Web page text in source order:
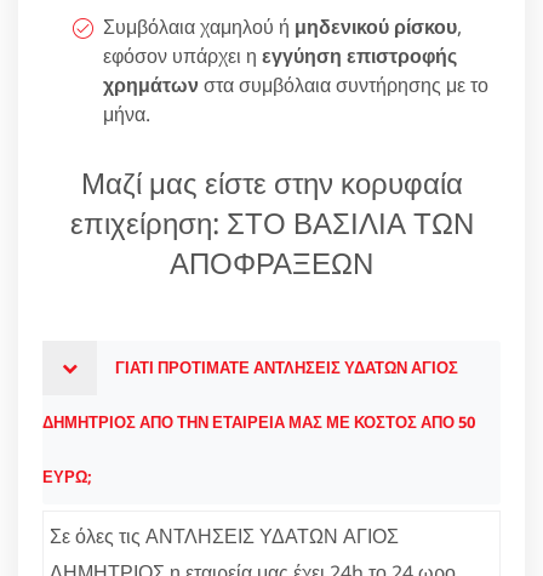
Συμβόλαια χαμηλού ή μηδενικού ρίσκου,
εφόσον υπάρχει η εγγύηση επιστροφής
χρημάτωνστα συμβόλαια συντήρησης με το
μήνα.
Μαζί μας είστε στην κορυφαία
επιχείρηση: ΣΤΟ ΒΑΣΙΛΙΑ ΤΩΝ
ΑΠΟΦΡΑΞΕΩΝ
ΓΙΑΤΙ ΠΡΟΤΙΜΑΤΕ ΑΝΤΛΗΣΕΙΣ ΥΔΑΤΩΝ ΑΓΙΟΣ
ΔΗΜΗΤΡΙΟΣ ΑΠΟ ΤΗΝ ΕΤΑΙΡΕΙΑ ΜΑΣ ΜΕ ΚΟΣΤΟΣ ΑΠΟ 50
ΕΥΡΩ;
Σε όλες τις ΑΝΤΛΗΣΕΙΣ ΥΔΑΤΩΝ ΑΓΙΟΣ